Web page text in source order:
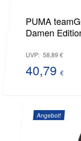
PUMA
Damen
UVP: 58,89 €
40,79 €
Preis
ist:Angebot!